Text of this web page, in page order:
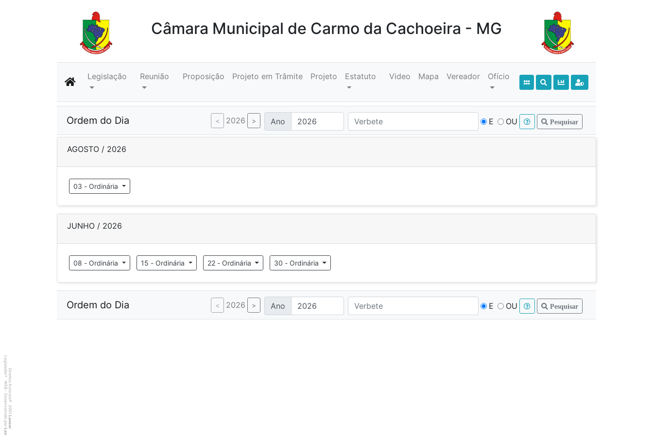
Câmara Municipal de Carmo da Cachoeira - MG
Legislação Reunião Proposição Projeto em Trâmite Projeto Estatuto Video Mapa Vereador Ofício
Ordem do Dia 2026 Ano E OU Pesquisar
AGOSTO / 2026
03 - Ordinária
JUNHO / 2026
08 - Ordinária 15 - Ordinária 22 - Ordinária 30 - Ordinária
Ordem do Dia 2026 Ano E OU Pesquisar
Direitos Autorais
©
2001
Lancer
Legislador
®
WEB - Desenvolvido por